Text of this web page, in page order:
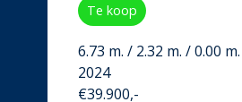
Te koop
6.73 m. / 2.32 m. / 0.00 m.
2024
€39.900,-